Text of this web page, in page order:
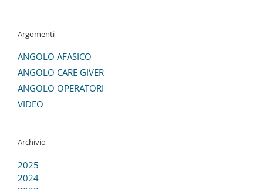
Argomenti
ANGOLO AFASICO
ANGOLO CARE GIVER
ANGOLO OPERATORI
VIDEO
Archivio
2025
2024